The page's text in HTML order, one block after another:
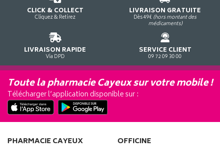
CLICK & COLLECT
Cliquez & Retirez
LIVRAISON GRATUITE
Dès 49€ (hors montant des
médicaments)
LIVRAISON RAPIDE
Via DPD
SERVICE CLIENT
09 72 09 30 00
Toute la pharmacie Cayeux sur votre mobile !
Télécharger l’application disponible sur :
PHARMACIE CAYEUX OFFICINE